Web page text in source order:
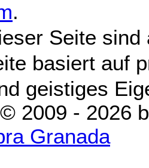
.
Seite
basiert auf
geistiges
2009 - 2026
Granada